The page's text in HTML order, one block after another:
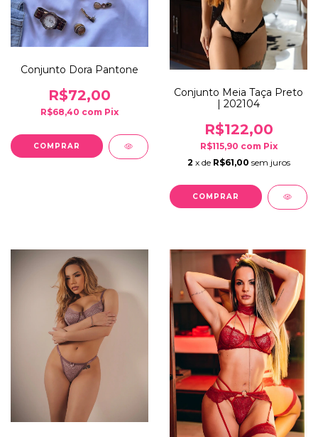
Conjunto Dora Pantone
R$72,00
R$68,40 com Pix
COMPRAR
Conjunto Meia Taça Preto
| 202104
R$122,00
R$115,90 com Pix
2 x de R$61,00 sem juros
COMPRAR